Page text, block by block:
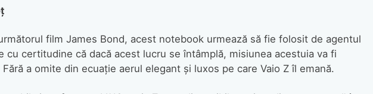
film James Bond, acest notebook urmează să fie folosit de agentul
cu certitudine că dacă acest lucru se întâmplă, misiunea acestuia va fi
a omite din ecuaţie aerul elegant şi luxos pe care Vaio Z îl emană.